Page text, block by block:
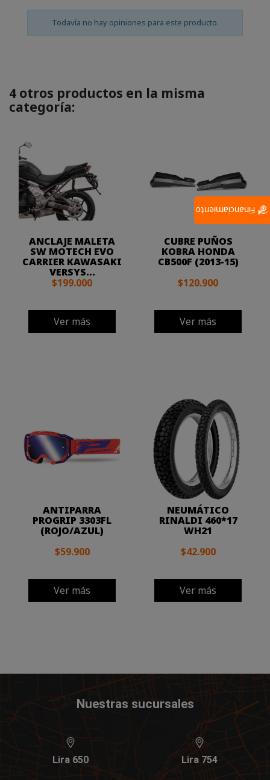
Todavía no hay opiniones para este producto.
4 otros productos en la misma
categoría:
ANCLAJE MALETA
SW MOTECH EVO
CARRIER KAWASAKI
VERSYS...
$199.000
Ver más
CUBRE PUÑOS
KOBRA HONDA
CB500F (2013-15)
$120.900
Ver más
ANTIPARRA
PROGRIP 3303FL
(ROJO/AZUL)
$59.900
Ver más
NEUMÁTICO
RINALDI 460*17
WH21
$42.900
Ver más
Nuestras sucursales
Lira 650 Lira 754
Financiamiento